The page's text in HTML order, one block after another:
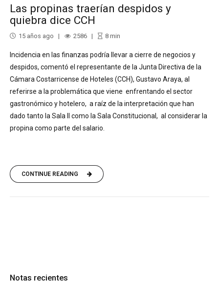
Las propinas traerían despidos y
quiebra dice CCH
15 años ago 2586 8min
Incidencia en las finanzas podría llevar a cierre de negocios y
despidos, comentó el representante de la Junta Directiva de la
Cámara Costarricense de Hoteles (CCH), Gustavo Araya, al
referirse a la problemática que viene enfrentando el sector
gastronómico y hotelero, a raíz de la interpretación que han
dado tanto la Sala II como la Sala Constitucional, al considerar la
propina como parte del salario.
CONTINUE READING
Notas recientes